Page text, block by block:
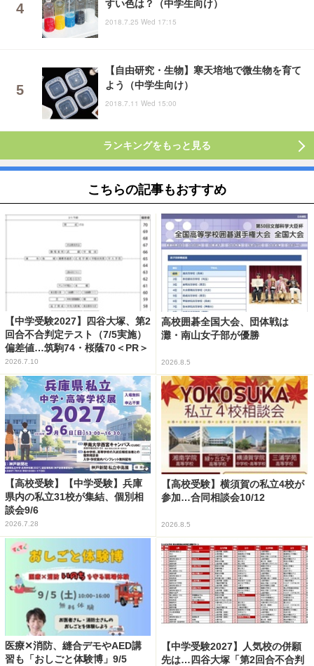
すい色は？（中学生向け）
2018.7.25 Wed 17:15
【自由研究・生物】寒天培地で微生物を育て
よう（中学生向け）
2018.7.11 Wed 15:00
ランキングをもっと見る
こちらの記事もおすすめ
【中学受験2027】四谷大塚、第2
回合不合判定テスト（7/5実施）
偏差値…筑駒74・桜蔭70＜PR＞
2026.7.10
高校囲碁全国大会、団体戦は
灘・南山女子部が優勝
2026.8.5
【高校受験】【中学受験】兵庫
県内の私立31校が集結、個別相
談会9/6
2026.7.28
【高校受験】横須賀の私立4校が
参加…合同相談会10/12
2026.8.5
医療✕消防、縫合デモやAED講
習も「おしごと体験博」9/5
【中学受験2027】人気校の併願
先は…四谷大塚「第2回合不合判